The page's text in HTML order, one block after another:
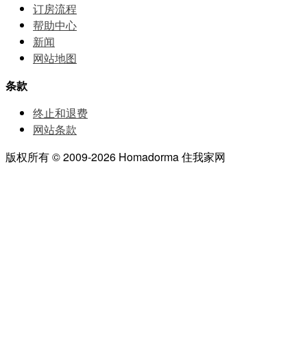
订房流程
帮助中⼼
新闻
网站地图
条款
终止和退费
网站条款
版权所有 © 2009-2026 Homadorma 住我家网